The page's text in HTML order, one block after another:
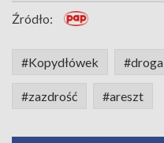
Źródło:
#Kopydłówek #droga
#zazdrość #areszt